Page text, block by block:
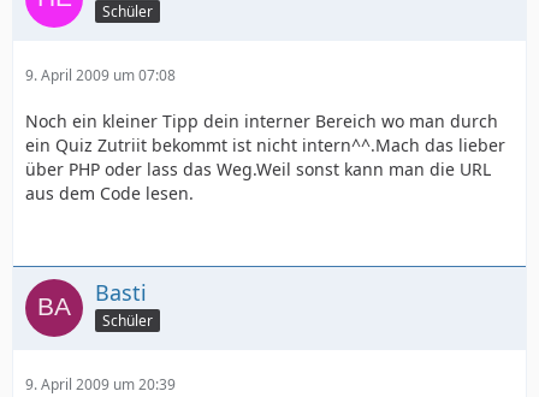
Schüler
9. April 2009 um 07:08
Noch ein kleiner Tipp dein interner Bereich wo man durch
ein Quiz Zutriit bekommt ist nicht intern^^.Mach das lieber
über PHP oder lass das Weg.Weil sonst kann man die URL
aus dem Code lesen.
Basti
Schüler
9. April 2009 um 20:39